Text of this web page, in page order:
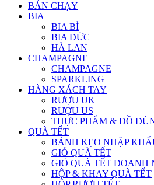
BÁN CHẠY
BIA
BIA BỈ
BIA ĐỨC
HÀ LAN
CHAMPAGNE
CHAMPAGNE
SPARKLING
HÀNG XÁCH TAY
RƯỢU UK
RƯỢU US
THỰC PHẨM & ĐỒ
QUÀ TẾT
BÁNH KẸO NHẬP
GIỎ QUÀ TẾT
GIỎ QUÀ TẾT DOANH
HỘP & KHAY QUÀ TẾT